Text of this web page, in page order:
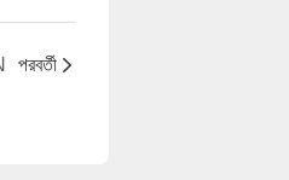
পরবর্তী